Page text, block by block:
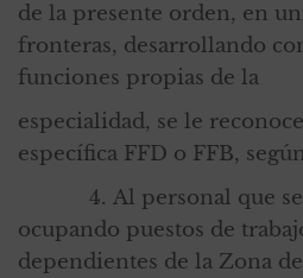
de la presente orden, en
fronteras, desarrollando
funciones propias de la
especialidad, se le
específica FFD o FFB,
4. Al personal que se
ocupando puestos de
dependientes de la Zona